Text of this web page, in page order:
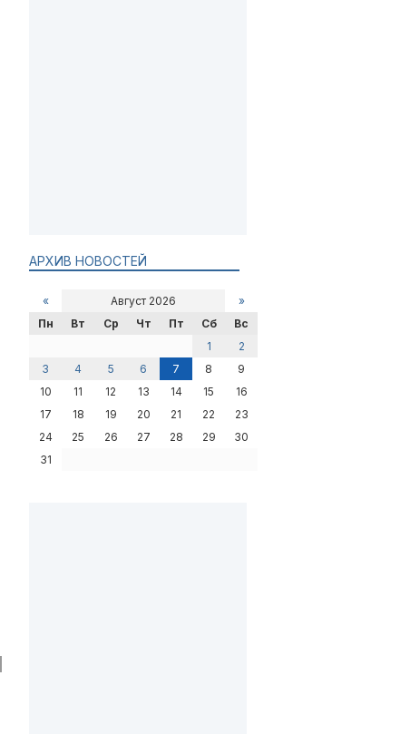
АРХИВ НОВОСТЕЙ
« Август 2026
»
Пн
Вт Ср Чт Пт Сб
Вс
1
2
3
4 5 6 7 8
9
10
11 12 13 14 15
16
17
18 19 20 21 22
23
24
25 26 27 28 29
30
31